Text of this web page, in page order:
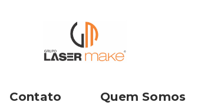
Contato Quem Somos